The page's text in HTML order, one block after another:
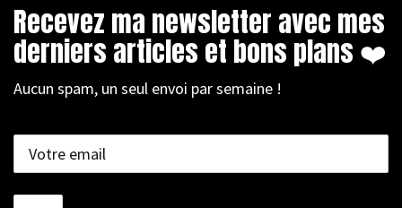
Recevez ma newsletter avec mes
derniers articles et bons plans ❤️
Aucun spam, un seul envoi par semaine !